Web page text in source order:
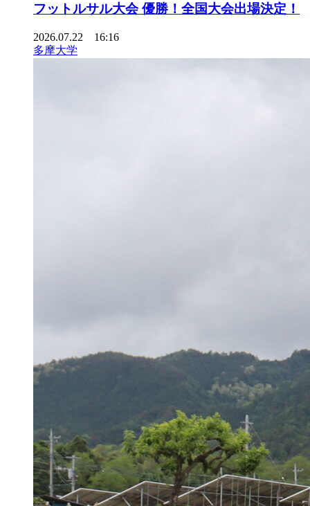
フットルサル大会 優勝！全国大会出場決定！
2026.07.22 16:16
多摩大学